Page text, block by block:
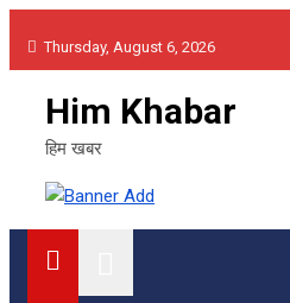
Thursday, August 6, 2026
Him Khabar
हिम खबर